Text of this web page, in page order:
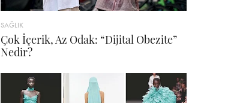
SAĞLIK
Çok İçerik, Az Odak: “Dijital Obezite”
Nedir?